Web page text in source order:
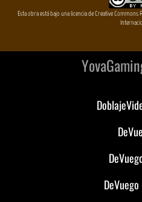
Esta obra está bajo una licencia de Creative
DeVuego